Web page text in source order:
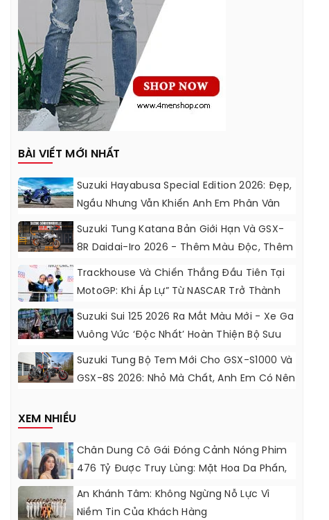
BÀI VIẾT MỚI NHẤT
Suzuki Hayabusa Special Edition 2026: Đẹp,
Ngầu Nhưng Vẫn Khiến Anh Em Phân Vân
Suzuki Tung Katana Bản Giới Hạn Và GSX-
8R Daidai-Iro 2026 - Thêm Màu Độc, Thêm
Đồ Chơi, Thêm Cá Tính
Trackhouse Và Chiến Thắng Đầu Tiên Tại
MotoGP: Khi Áp Lự” Từ NASCAR Trở Thành
Động Lực Ngọt Ngào
Suzuki Sui 125 2026 Ra Mắt Màu Mới - Xe Ga
Vuông Vức ‘độc Nhất’ Hoàn Thiện Bộ Sưu
Tập 7 Sắc Cầu Vồng
Suzuki Tung Bộ Tem Mới Cho GSX-S1000 Và
GSX-8S 2026: Nhỏ Mà Chất, Anh Em Có Nên
XEM NHIỀU
Chân Dung Cô Gái Đóng Cảnh Nóng Phim
476 Tỷ Được Truy Lùng: Mặt Hoa Da Phấn,
Bụng “không Gợn Sóng”
An Khánh Tâm: Không Ngừng Nỗ Lực Vì
Niềm Tin Của Khách Hàng